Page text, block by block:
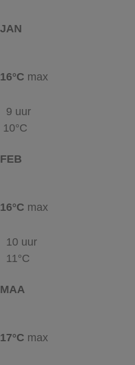
JAN
16°C max
9 uur
10°C
FEB
16°C max
10 uur
11°C
MAA
17°C max